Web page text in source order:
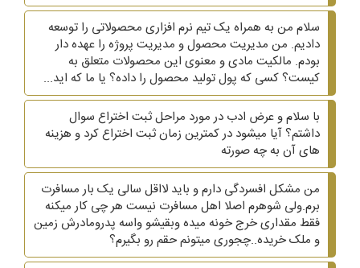
سلام من به همراه یک تیم نرم افزاری محصولاتی را توسعه
دادیم. من مدیریت محصول و مدیریت پروژه را عهده دار
بودم. مالکیت مادی و معنوی این محصولات متعلق به
کیست؟ کسی که پول تولید محصول را داده؟ یا ما که اید...
با سلام و عرض ادب در مورد مراحل ثبت اختراع سوال
داشتم؟ آیا میشود در کمترین زمان ثبت اختراع کرد و هزینه
های آن به چه صورته
من مشکل افسردگی دارم و باید لااقل سالی یک بار مسافرت
برم.ولی شوهرم اصلا اهل مسافرت نیست هر چی کار میکنه
فقط مقداری خرج خونه میده وبقیشو واسه پدرومادرش زمین
و ملک خریده..چجوری میتونم حقم رو بگیرم؟